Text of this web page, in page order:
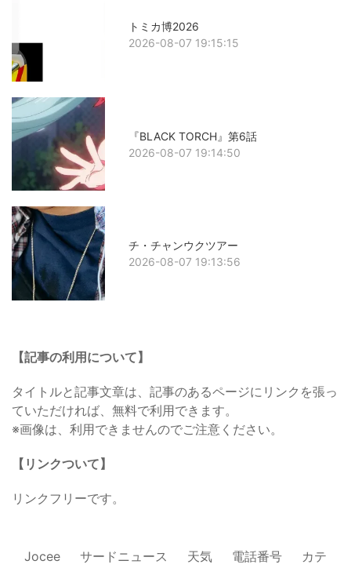
トミカ博2026
2026-08-07 19:15:15
『BLACK TORCH』第6話
2026-08-07 19:14:50
チ・チャンウクツアー
2026-08-07 19:13:56
【記事の利用について】
タイトルと記事文章は、記事のあるページにリンクを張っ
ていただければ、無料で利用できます。
※画像は、利用できませんのでご注意ください。
【リンクついて】
リンクフリーです。
Jocee サードニュース 天気 電話番号
カテ